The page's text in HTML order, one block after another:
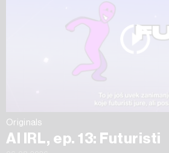
Originals
AI IRL, ep. 13: Futuristi